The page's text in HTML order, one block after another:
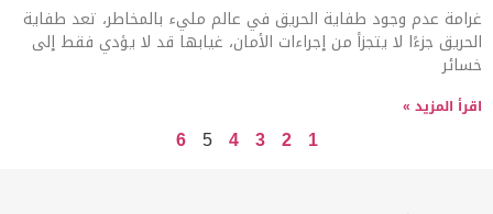
غرامة عدم وجود طفاية الحريق في عالم مليء بالمخاطر، تعد طفاية
الحريق جزءًا لا يتجزأ من إجراءات الأمان، غيابها قد لا يؤدي فقط إلى
خسائر
اقرأ المزيد »
1
2
3
4
5
6